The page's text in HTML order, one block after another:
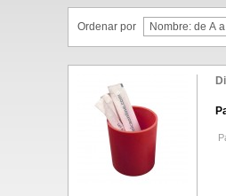
Ordenar por